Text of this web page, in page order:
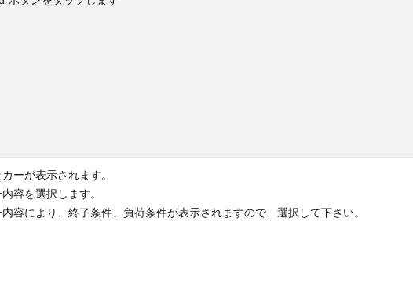
ーが表示されます。
容を選択します。
容により、終了条件、負荷条件が表示されますので、選択して下さい。